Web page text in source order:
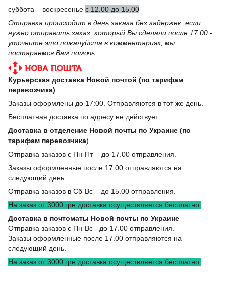
суббота – воскресенье с 12.00 до 15.00
Отправка происходит в день заказа без задержек, если
нужно отправить заказ, который Вы сделали после 17:00 -
уточните это пожалуйста в комментариях, мы
постараемся Вам помочь
Курьерская доставка Новой почтой (по тарифам
перевозчика)
Заказы оформлены до 17:00. Отправляются в тот же день.
Бесплатная доставка по адресу не действует.
Доставка в отделение Новой почты по Украине (по
тарифам перевозчика)
Отправка заказов с Пн-Пт - до 17.00 отправления.
Заказы оформленные после 17.00 отправляются на
следующий день.
Отправка заказов в Сб-Вс – до 15.00 отправления.
На заказ от 3000 грн доставка осуществляется бесплатно.
Доставка в почтоматы Новой почты по Украине
Отправка заказов с Пн-Вс - до 17.00 отправления.
Заказы оформленные после 17.00 отправляются на
следующий день.
На заказ от 3000 грн доставка осуществляется бесплатно.